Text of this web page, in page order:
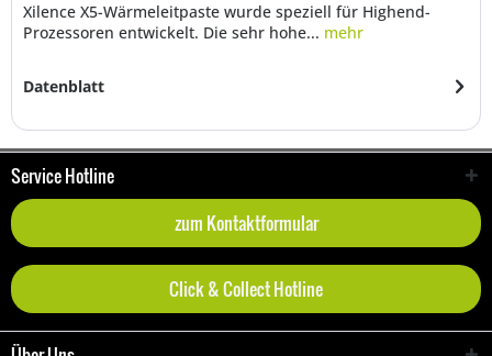
Xilence X5-Wärmeleitpaste wurde speziell für Highend-
Prozessoren entwickelt. Die sehr hohe... mehr
Datenblatt
Service Hotline
zum Kontaktformular
Click & Collect Hotline